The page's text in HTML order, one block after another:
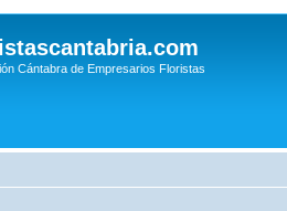
Cántabra de Empresarios Floristas